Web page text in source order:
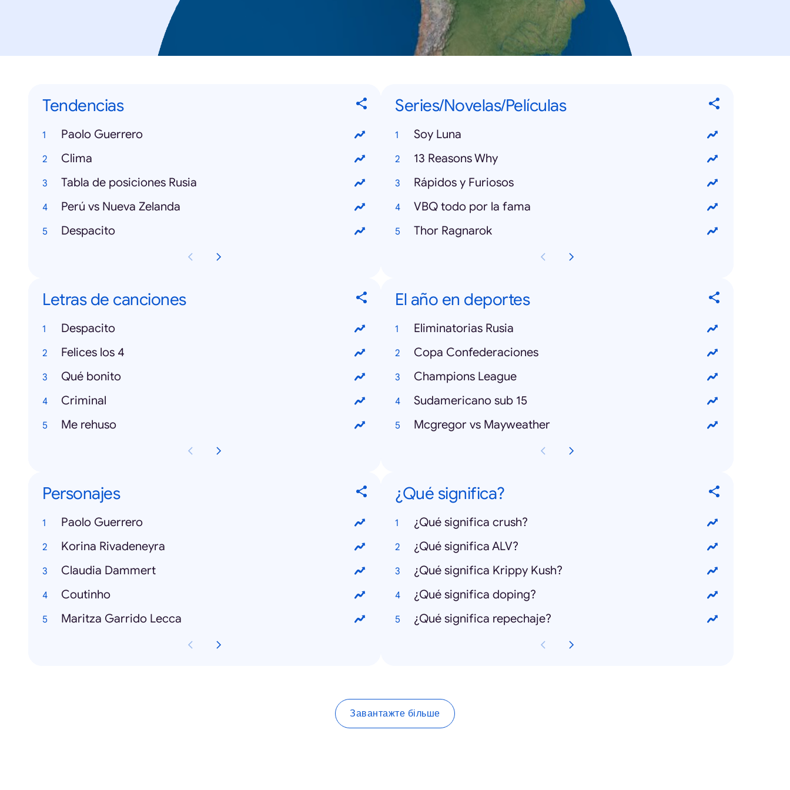
Tendencias
Paolo Guerrero
Clima
Tabla de posiciones Rusia
Perú vs Nueva Zelanda
Despacito
Series/Novelas/Películas
Soy Luna
13 Reasons Why
Rápidos y Furiosos
VBQ todo por la fama
Thor Ragnarok
Letras de canciones
Despacito
Felices los 4
Qué bonito
Criminal
Me rehuso
El año en deportes
Eliminatorias Rusia
Copa Confederaciones
Champions League
Sudamericano sub 15
Mcgregor vs Mayweather
Personajes
Paolo Guerrero
Korina Rivadeneyra
Claudia Dammert
Coutinho
Maritza Garrido Lecca
¿Qué significa?
¿Qué significa crush?
¿Qué significa ALV?
¿Qué significa Krippy Kush?
¿Qué significa doping?
¿Qué significa repechaje?
Завантажте більше